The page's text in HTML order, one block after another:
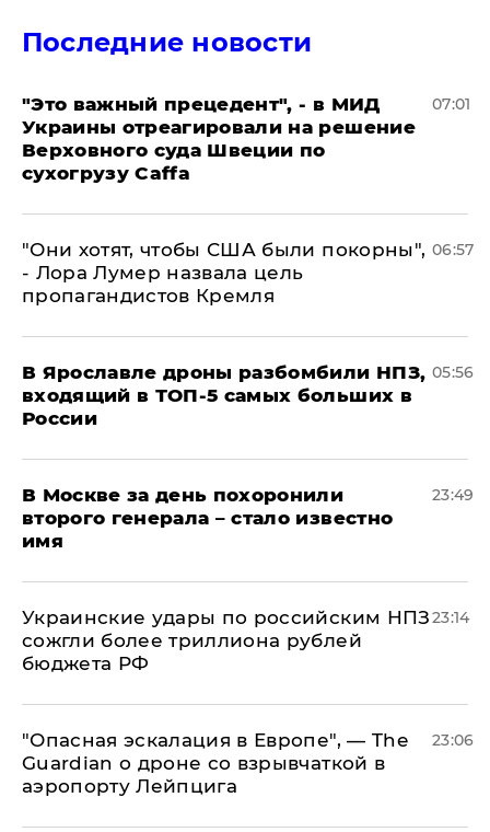
Последние новости
"Это важный прецедент", - в МИД
Украины отреагировали на решение
Верховного суда Швеции по
сухогрузу Caffa
07:01
"Они хотят, чтобы США были покорны",
- Лора Лумер назвала цель
пропагандистов Кремля
06:57
В Ярославле дроны разбомбили НПЗ,
входящий в ТОП-5 самых больших в
России
05:56
В Москве за день похоронили
второго генерала – стало известно
имя
23:49
Украинские удары по российским НПЗ
сожгли более триллиона рублей
бюджета РФ
23:14
"Опасная эскалация в Европе", — The
Guardian о дроне со взрывчаткой в
аэропорту Лейпцига
23:06